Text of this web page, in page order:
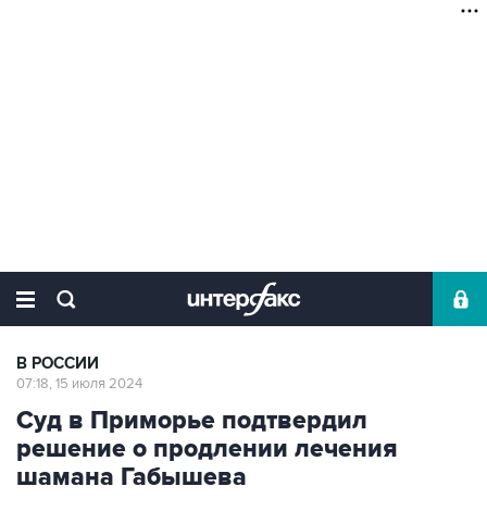
В РОССИИ
07:18, 15 июля 2024
Суд в Приморье подтвердил
решение о продлении лечения
шамана Габышева